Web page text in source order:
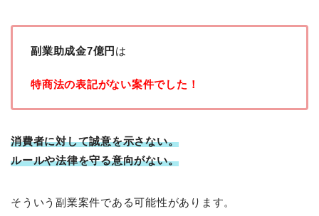
副業助成金7億円 は
特商法の表記がない案件でした！
消費者に対して誠意を示さない。
ルールや法律を守る意向がない。
そういう副業案件である可能性があります。